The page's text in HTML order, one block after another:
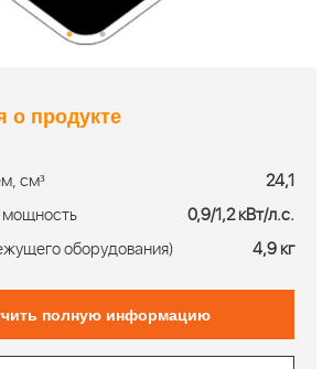
продукте
см³
24,1
0,9/1,2 кВт/л.с.
оборудования)
4,9 кг
полную информацию